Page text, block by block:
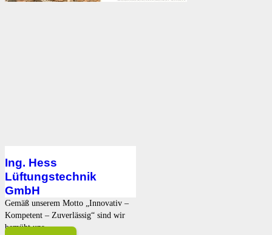
Ing. Hess
Lüftungstechnik
GmbH
Gemäß unserem Motto „Innovativ –
Kompetent – Zuverlässig“ sind wir
bemüht uns…